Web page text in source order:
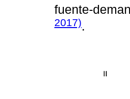
fuente-
2017).